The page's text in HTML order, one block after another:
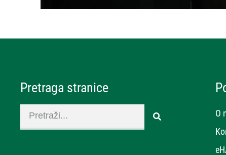
Pretraga stranice
O